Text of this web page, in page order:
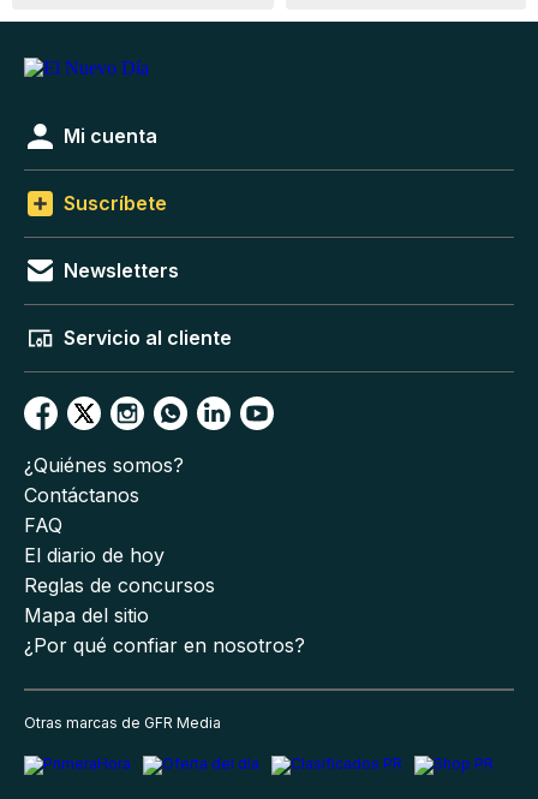
Mi cuenta
Suscríbete
Newsletters
Servicio al cliente
¿Quiénes somos?
Contáctanos
FAQ
El diario de hoy
Reglas de concursos
Mapa del sitio
¿Por qué confiar en nosotros?
Otras marcas de GFR Media